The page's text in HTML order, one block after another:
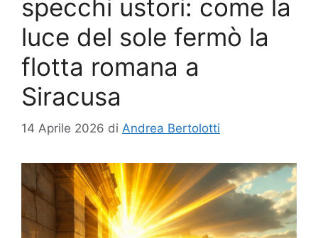
specchi ustori: come la
luce del sole fermò la
flotta romana a
Siracusa
14 Aprile 2026 di Andrea Bertolotti